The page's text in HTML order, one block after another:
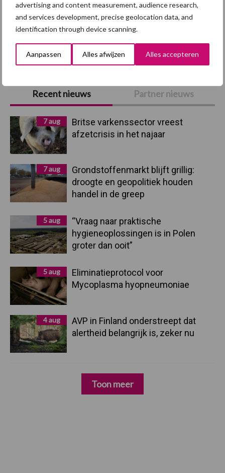
advertising and content measurement, audience research,
and services development, precise geolocation data, and
identification through device scanning.
Aanpassen Alles afwijzen Alles accepteren
Primaire
Sidebar
Recent nieuws Partner nieuws
7 aug
Britse varkenssector vreest
afzetcrisis in het najaar
7 aug
Grondstoffenmarkt blijft grillig:
droogte en geopolitiek houden
handel in de greep
5 aug
“Vraag naar praktische
hygieneoplossingen is in Polen
groter dan ooit”
5 aug
Eliminatieprotocol voor
Mycoplasma hyopneumoniae
4 aug
AVP in Finland onderstreept dat
alertheid belangrijk is, zeker nu
Toon meer
Toon meer